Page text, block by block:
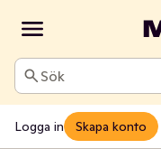
Sök
Logga in Skapa konto